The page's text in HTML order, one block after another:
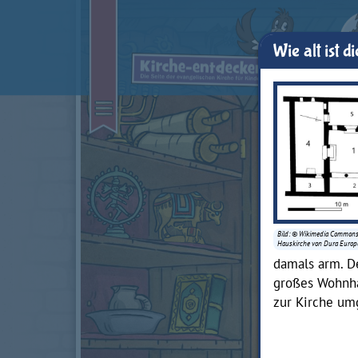
Wie alt ist
Bild: © Wikimedia
Hauskirche von Dura
damals arm.
großes
zur Kirche